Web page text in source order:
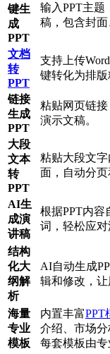
键生
成
PPT
输入PPT主题
稿，包含封面
文档
转
PPT
支持上传
键转化为排版
链接
生成
PPT
粘贴网页链
演示文稿。
大段
文本
转
PPT
粘贴大段文
面，自动分页
AI生
成演
讲稿
根据PPT内
词，轻松应对
结构
化大
纲解
析
AI自动生成
辑和修改，让
海量
专业
模板
内置丰富PPT
介绍、市场分
每套模板由专